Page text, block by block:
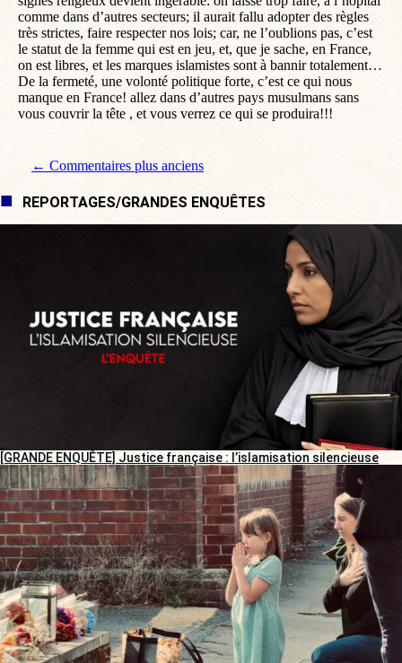
comme dans d’autres secteurs; il aurait fallu adopter des règles
très strictes, faire respecter nos lois; car, ne l’oublions pas, c’est
le statut de la femme qui est en jeu, et, que je sache, en France,
on est libres, et les marques islamistes sont à bannir totalement…
De la fermeté, une volonté politique forte, c’est ce qui nous
manque en France! allez dans d’autres pays musulmans sans
vous couvrir la tête , et vous verrez ce qui se produira!!!
Navigation de commentaire
← Commentaires plus anciens
REPORTAGES/GRANDES ENQUÊTES
[GRANDE ENQUÊTE] Justice française : l’islamisation silencieuse